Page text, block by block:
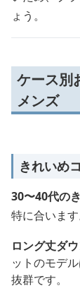
ょう。
ケース別
メンズ
きれいめ
30〜40代の
特に合います
ロング丈ダ
ットのモデ
抜群です。